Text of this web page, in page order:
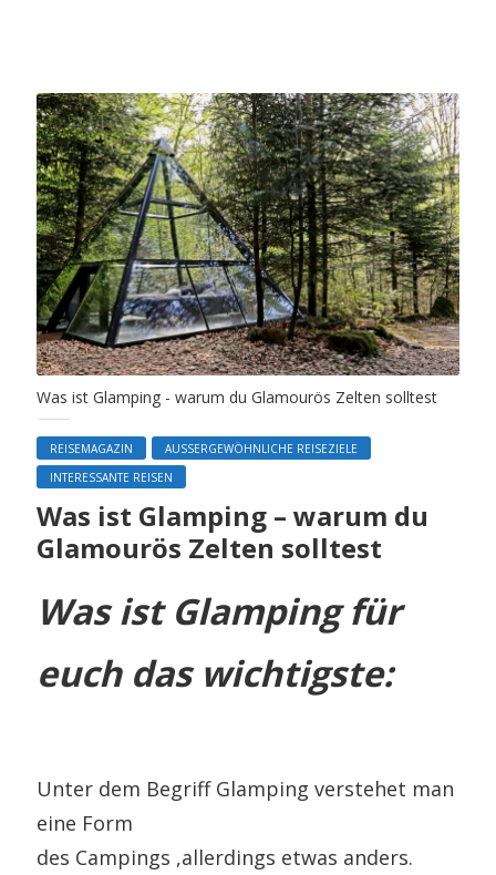
Was ist Glamping - warum du Glamourös Zelten solltest
REISEMAGAZIN
AUSSERGEWÖHNLICHE REISEZIELE
INTERESSANTE REISEN
Was ist Glamping – warum du
Glamourös Zelten solltest
Was ist Glamping für
euch das wichtigste:
Unter dem Begriff Glamping verstehet man
eine Form
des Campings ,allerdings etwas anders.